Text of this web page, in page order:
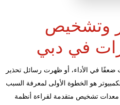
وتشخيص
في دبي
ضعفًا في الأداء، أو ظهرت رسائل تحذير
هو الخطوة الأولى لمعرفة السبب
تشخيص متقدمة لقراءة أنظمة